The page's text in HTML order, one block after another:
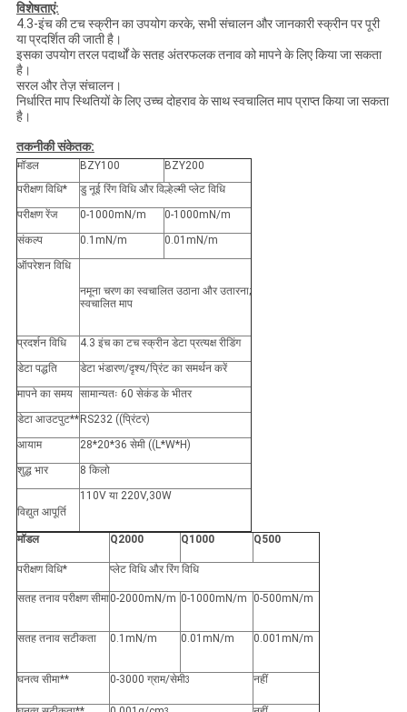
विशेषताएं:
4.3-इंच की टच स्क्रीन का उपयोग करके, सभी संचालन और जानकारी स्क्रीन पर पूरी
या प्रदर्शित की जाती है।
इसका उपयोग तरल पदार्थों के सतह अंतरफलक तनाव को मापने के लिए किया जा सकता
है।
सरल और तेज़ संचालन।
निर्धारित माप स्थितियों के लिए उच्च दोहराव के साथ स्वचालित माप प्राप्त किया जा सकता
है।
तकनीकी संकेतक:
मॉडल BZY100
BZY200
परीक्षण विधि*
डु नूई रिंग विधि और विल्हेल्मी प्लेट विधि
परीक्षण रेंज
0-1000mN/m
0-1000mN/m
संकल्प
0.1mN/m
0.01mN/m
ऑपरेशन विधि
नमूना चरण का स्वचालित उठाना और उतारना;
स्वचालित माप
प्रदर्शन विधि
4.3 इंच का टच स्क्रीन डेटा प्रत्यक्ष रीडिंग
डेटा पद्धति
डेटा भंडारण/दृश्य/प्रिंट का समर्थन करें
मापने का समय सामान्यतः 60 सेकंड के भीतर
डेटा आउटपुट** RS232 ((प्रिंटर)
आयाम
28*20*36 सेमी ((L*W*H)
शुद्ध भार
8 किलो
विद्युत आपूर्ति
110V या 220V,30W
मॉडल Q2000 Q1000 Q500
परीक्षण विधि* प्लेट विधि और रिंग विधि
सतह तनाव परीक्षण सीमा0-2000mN/m 0-1000mN/m 0-500mN/m
सतह तनाव सटीकता 0.1mN/m 0.01mN/m 0.001mN/m
घनत्व सीमा** 0-3000 ग्राम/सेमी3 नहीं